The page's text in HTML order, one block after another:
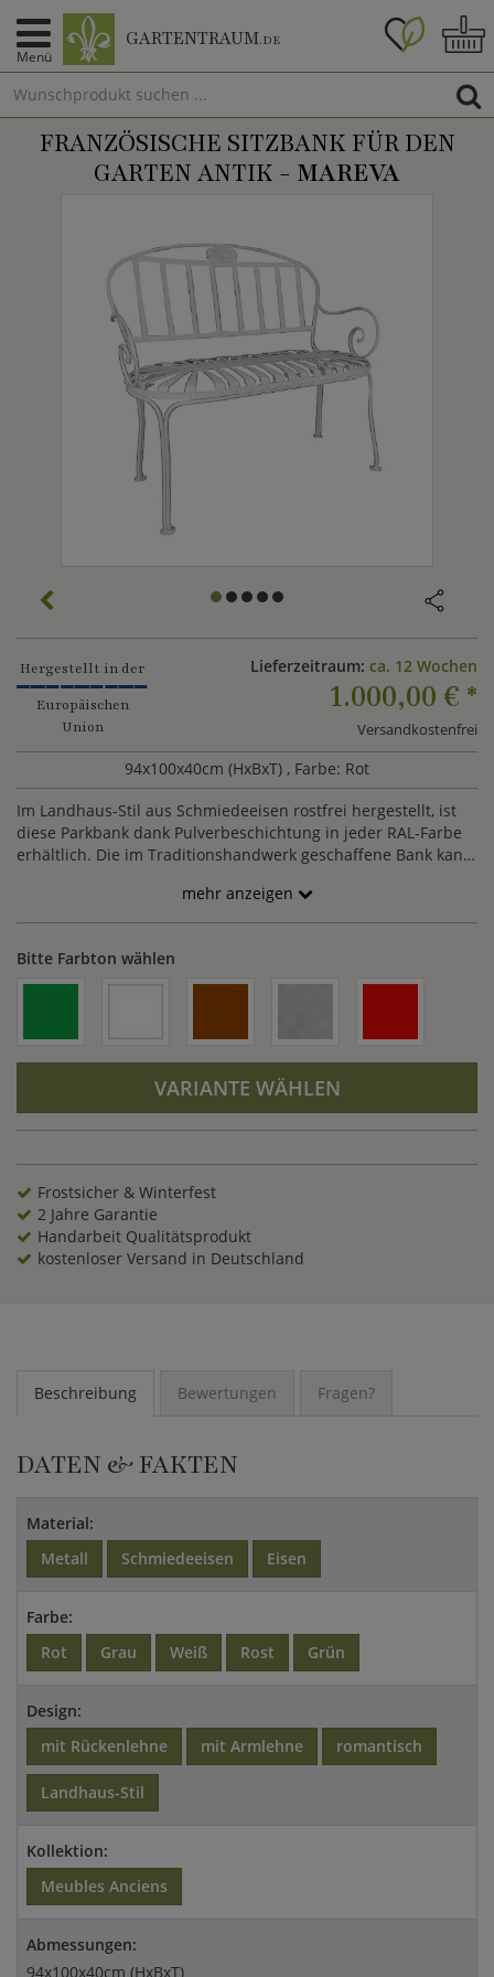
Menü
GARTENTRAUM.DE
FRANZÖSISCHE SITZBANK FÜR DEN
GARTEN ANTIK - MAREVA
Hergestellt in der
Europäischen
Union
Lieferzeitraum: ca. 12 Wochen
1.000,00 € *
Versandkostenfrei
94x100x40cm (HxBxT) , Farbe: Rot
Im Landhaus-Stil aus Schmiedeeisen rostfrei hergestellt, ist
diese Parkbank dank Pulverbeschichtung in jeder RAL-Farbe
erhältlich. Die im Traditionshandwerk geschaffene Bank kann
Variante mit einer Galvanisierung. ist die Gartenbank auch
mit einer Rostoptik erhältlich.
mehr anzeigen
Bitte Farbton wählen
VARIANTE WÄHLEN
Frostsicher & Winterfest
2 Jahre Garantie
Handarbeit Qualitätsprodukt
kostenloser Versand in Deutschland
Beschreibung Bewertungen Fragen?
DATEN & FAKTEN
Material:
Metall
Schmiedeeisen Eisen
Farbe:
Rot
Grau Weiß Rost Grün
Design:
mit Rückenlehne
mit Armlehne romantisch
Landhaus-Stil
Kollektion:
Meubles Anciens
Abmessungen:
94x100x40cm (HxBxT)